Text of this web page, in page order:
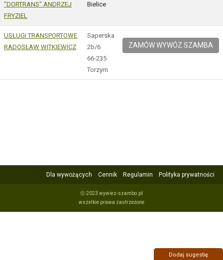
"DORTRANS" ANDRZEJ
FRYZIEL
Bielice
USŁUGI TRANSPORTOWE
RADOSŁAW WITKIEWICZ
Saperska
2b/6
66-235
Torzym
ZAMÓW WYWÓZ SZAMBA
Dla wywożących Cennik Regulamin Polityka prywatności
ⓒ 2023 wywiez-szambo.pl
wszelkie prawa zastrzeżone
Dodaj sugestię